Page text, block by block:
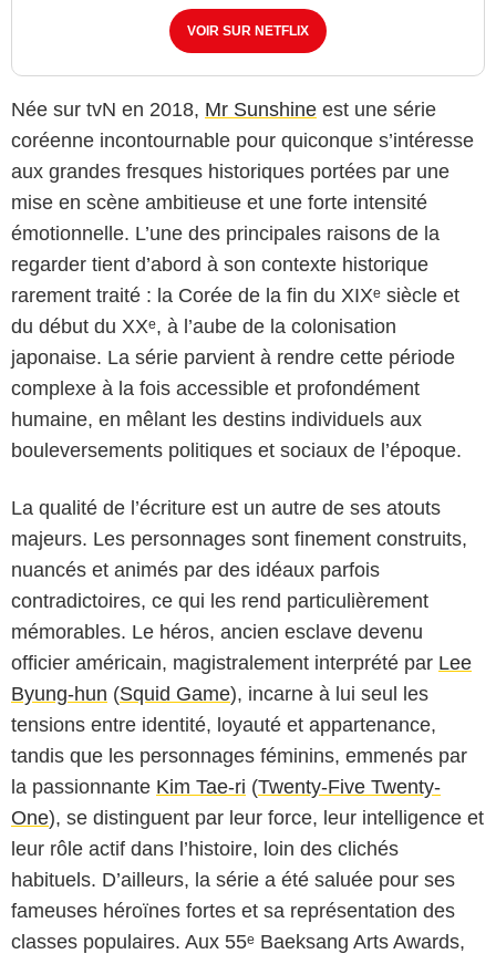
VOIR SUR NETFLIX
Née sur tvN en 2018, Mr Sunshine est une série
coréenne incontournable pour quiconque s’intéresse
aux grandes fresques historiques portées par une
mise en scène ambitieuse et une forte intensité
émotionnelle. L’une des principales raisons de la
regarder tient d’abord à son contexte historique
rarement traité : la Corée de la fin du XIXᵉ siècle et
du début du XXᵉ, à l’aube de la colonisation
japonaise. La série parvient à rendre cette période
complexe à la fois accessible et profondément
humaine, en mêlant les destins individuels aux
bouleversements politiques et sociaux de l’époque.
La qualité de l’écriture est un autre de ses atouts
majeurs. Les personnages sont finement construits,
nuancés et animés par des idéaux parfois
contradictoires, ce qui les rend particulièrement
mémorables. Le héros, ancien esclave devenu
officier américain, magistralement interprété par Lee
Byung-hun (Squid Game), incarne à lui seul les
tensions entre identité, loyauté et appartenance,
tandis que les personnages féminins, emmenés par
la passionnante Kim Tae-ri (Twenty-Five Twenty-
One), se distinguent par leur force, leur intelligence et
leur rôle actif dans l’histoire, loin des clichés
habituels. D’ailleurs, la série a été saluée pour ses
fameuses héroïnes fortes et sa représentation des
classes populaires. Aux 55ᵉ Baeksang Arts Awards,